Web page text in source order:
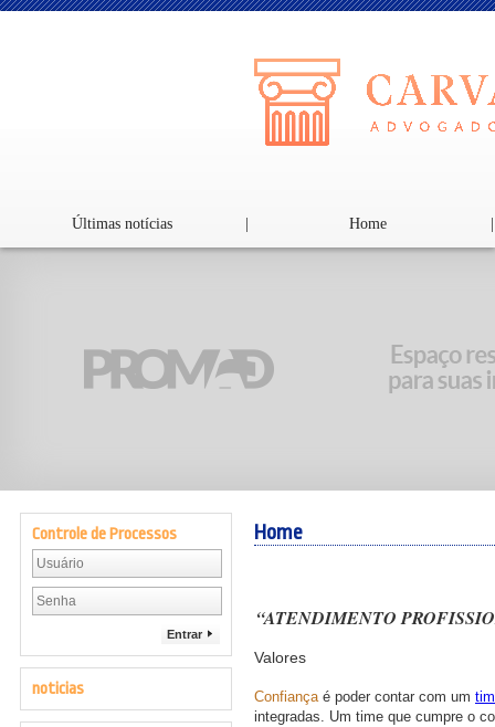
Últimas notícias Home
Controle de Processos
Entrar
noticias
Home
“ATENDIMENTO
Valores
Confiançaé poder contar com um
integradas. Um time que cumpre o